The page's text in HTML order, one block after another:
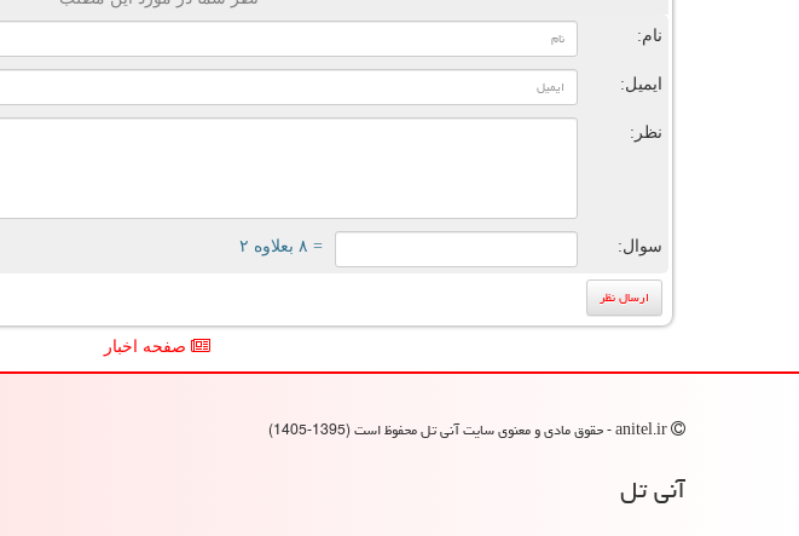
نام:
ایمیل:
نظر:
سوال: = ۸ بعلاوه ۲
صفحه اخبار
آنی تل